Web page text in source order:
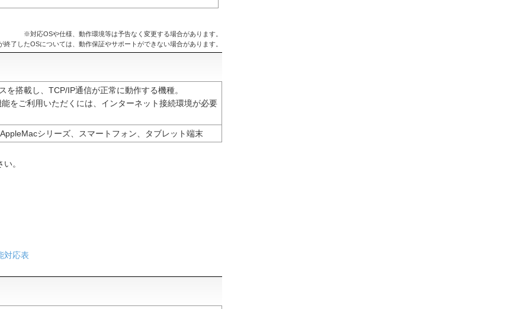
※対応OSや仕様、動作環境等は予告なく変更する場合があります。
了したOSについては、動作保証やサポートができない場合があります。
を搭載し、TCP/IP通信が正常に動作する機種。
をご利用いただくには、インターネット接続環境が必要
シリーズ、スマートフォン、タブレット端末
。
対応表